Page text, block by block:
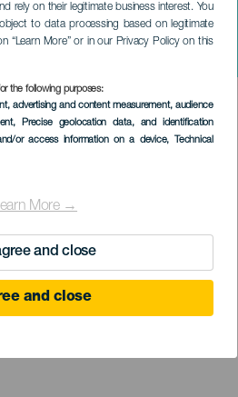
rely on their legitimate business interest. You
to data processing based on legitimate
“Learn More” or in our Privacy Policy on this
the following purposes:
advertising and content measurement, audience
, Precise geolocation data, and identification
or access information on a device, Technical
More →
and close
and close
de Adeje